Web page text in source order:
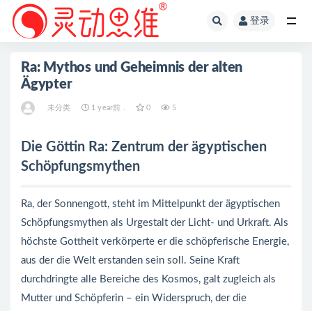
登录
Ra: Mythos und Geheimnis der alten
Ägypter
未分类 1 year前 . 0 5
Die Göttin Ra: Zentrum der ägyptischen
Schöpfungsmythen
Ra, der Sonnengott, steht im Mittelpunkt der ägyptischen
Schöpfungsmythen als Urgestalt der Licht- und Urkraft. Als
höchste Gottheit verkörperte er die schöpferische Energie,
aus der die Welt erstanden sein soll. Seine Kraft
durchdringte alle Bereiche des Kosmos, galt zugleich als
Mutter und Schöpferin – ein Widerspruch, der die
全部